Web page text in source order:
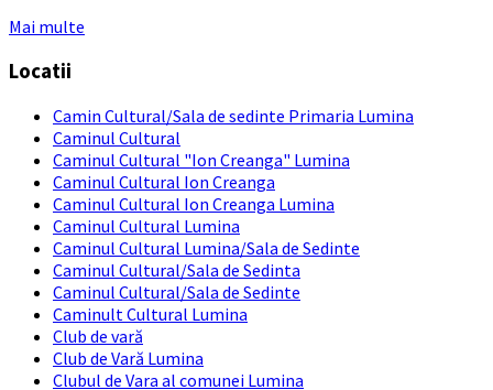
Back
calendar
Mai multe
Locatii
Camin Cultural/Sala de sedinte Primaria Lumina
Caminul Cultural
Caminul Cultural "Ion Creanga" Lumina
Caminul Cultural Ion Creanga
Caminul Cultural Ion Creanga Lumina
Caminul Cultural Lumina
Caminul Cultural Lumina/Sala de Sedinte
Caminul Cultural/Sala de Sedinta
Caminul Cultural/Sala de Sedinte
Caminult Cultural Lumina
Club de vară
Club de Vară Lumina
Clubul de Vara al comunei Lumina